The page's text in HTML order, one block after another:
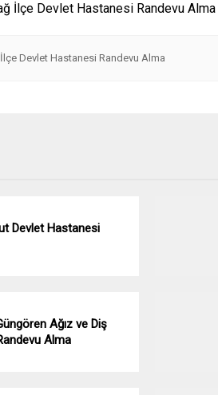
İlçe Devlet Hastanesi Randevu Alma
Devlet Hastanesi Randevu Alma
Devlet Hastanesi
Ağız ve Diş
Alma